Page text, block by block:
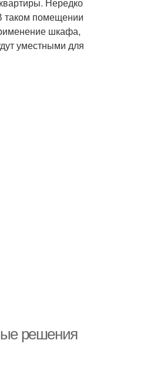
таком помещении
шкафа,
уместными для
решения